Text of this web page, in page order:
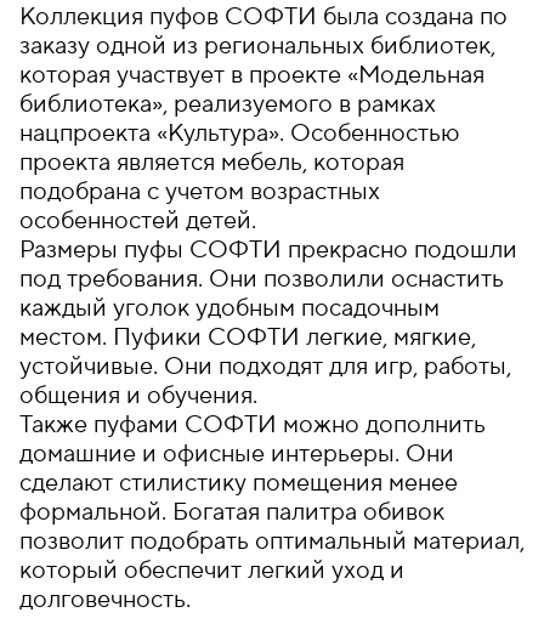
Коллекция пуфов СОФТИ была создана по
заказу одной из региональных библиотек,
которая участвует в проекте «Модельная
библиотека», реализуемого в рамках
нацпроекта «Культура». Особенностью
проекта является мебель, которая
подобрана с учетом возрастных
особенностей детей.
Размеры пуфы СОФТИ прекрасно подошли
под требования. Они позволили оснастить
каждый уголок удобным посадочным
местом. Пуфики СОФТИ легкие, мягкие,
устойчивые. Они подходят для игр, работы,
общения и обучения.
Также пуфами СОФТИ можно дополнить
домашние и офисные интерьеры. Они
сделают стилистику помещения менее
формальной. Богатая палитра обивок
позволит подобрать оптимальный материал,
который обеспечит легкий уход и
долговечность.